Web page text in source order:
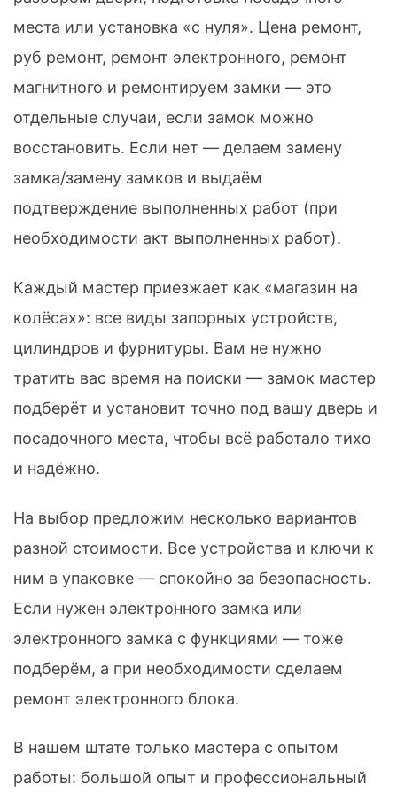
места или установка «с нуля». Цена ремонт,
руб ремонт, ремонт электронного, ремонт
магнитного и ремонтируем замки — это
отдельные случаи, если замок можно
восстановить. Если нет — делаем замену
замка/замену замков и выдаём
подтверждение выполненных работ (при
необходимости акт выполненных работ).
Каждый мастер приезжает как «магазин на
колёсах»: все виды запорных устройств,
цилиндров и фурнитуры. Вам не нужно
тратить вас время на поиски — замок мастер
подберёт и установит точно под вашу дверь и
посадочного места, чтобы всё работало тихо
и надёжно.
На выбор предложим несколько вариантов
разной стоимости. Все устройства и ключи к
ним в упаковке — спокойно за безопасность.
Если нужен электронного замка или
электронного замка с функциями — тоже
подберём, а при необходимости сделаем
ремонт электронного блока.
В нашем штате только мастера с опытом
работы: большой опыт и профессиональный